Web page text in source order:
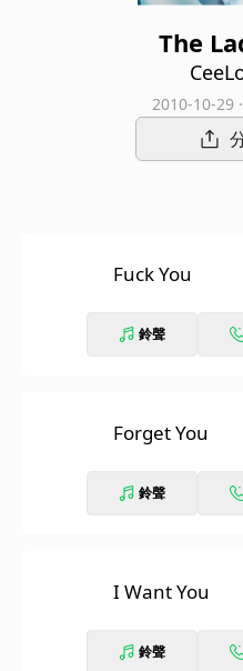
The
2010-10-29
Fuck You
鈴聲
Forget You
鈴聲
I Want You
鈴聲